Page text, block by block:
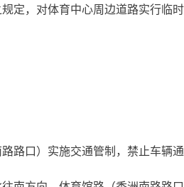
定，对体育中心周边道路实行临
路口）实施交通管制，禁止车辆通